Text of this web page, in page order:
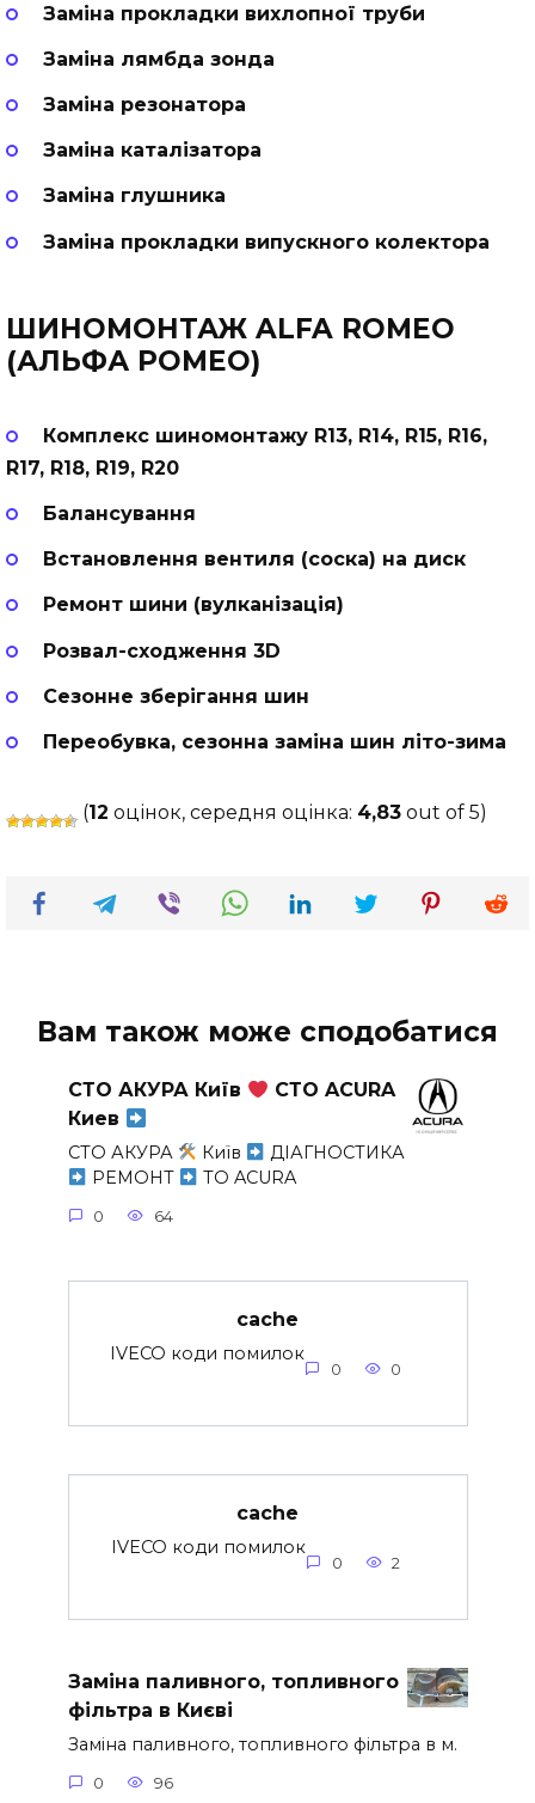
Заміна прокладки вихлопної труби
Заміна лямбда зонда
Заміна резонатора
Заміна каталізатора
Заміна глушника
Заміна прокладки випускного колектора
ШИНОМОНТАЖ ALFA ROMEO
(АЛЬФА РОМЕО)
Комплекс шиномонтажу R13, R14, R15, R16,
R17, R18, R19, R20
Балансування
Встановлення вентиля (соска) на диск
Ремонт шини (вулканізація)
Розвал-сходження 3D
Сезонне зберігання шин
Переобувка, сезонна заміна шин літо-зима
(12 оцінок, середня оцінка: 4,83 out of 5)
Вам також може сподобатися
СТО АКУРА Київ
СТО ACURA
Киев
СТО АКУРА Київ
ДІАГНОСТИКА
РЕМОНТ
ТО ACURA
0 64
cache
IVECO коди помилок
0 0
cache
IVECO коди помилок
0 2
Заміна паливного, топливного
фільтра в Києві
Заміна паливного, топливного фільтра в м.
0 96